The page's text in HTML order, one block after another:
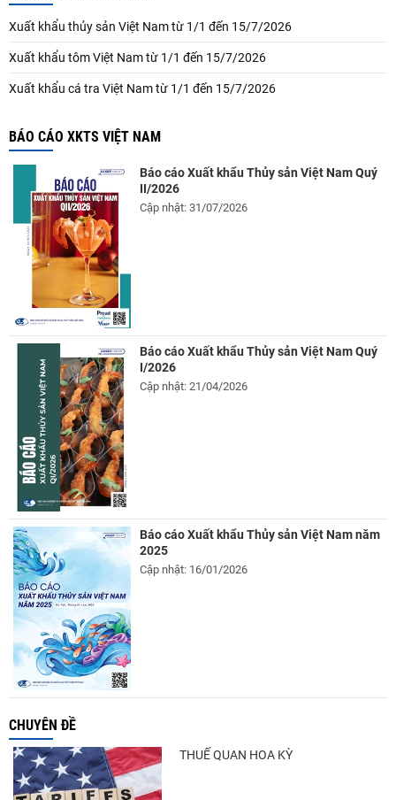
Xuất khẩu thủy sản Việt Nam từ 1/1 đến 15/7/2026
Xuất khẩu tôm Việt Nam từ 1/1 đến 15/7/2026
Xuất khẩu cá tra Việt Nam từ 1/1 đến 15/7/2026
BÁO CÁO XKTS VIỆT NAM
Báo cáo Xuất khẩu Thủy sản Việt Nam Quý
II/2026
Cập nhật: 31/07/2026
Báo cáo Xuất khẩu Thủy sản Việt Nam Quý
I/2026
Cập nhật: 21/04/2026
Báo cáo Xuất khẩu Thủy sản Việt Nam năm
2025
Cập nhật: 16/01/2026
CHUYÊN ĐỀ
THUẾ QUAN HOA KỲ